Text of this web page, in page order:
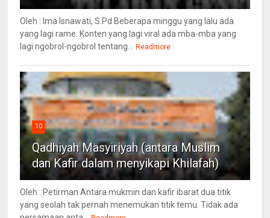
Oleh : Ima Isnawati, S.Pd Beberapa minggu yang lalu ada
yang lagi rame. Konten yang lagi viral ada mba-mba yang
lagi ngobrol-ngobrol tentang...
Readmore
10
Qadhiyah Masyiriyah (antara Muslim
dan Kafir dalam menyikapi Khilafah)
Oleh : Petirman Antara mukmin dan kafir ibarat dua titik
yang seolah tak pernah menemukan titik temu. Tidak ada